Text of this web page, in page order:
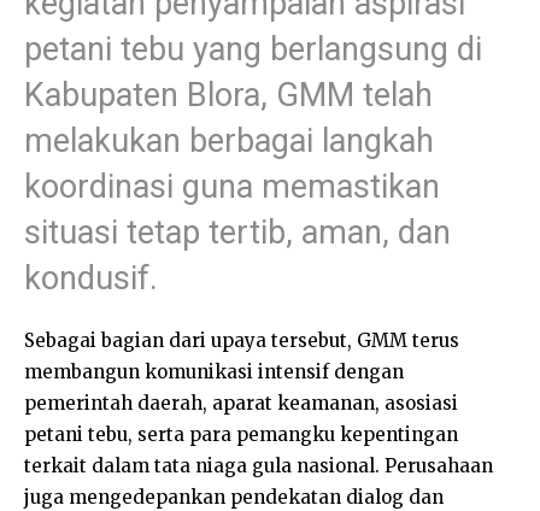
petani tebu yang berlangsung di
Kabupaten Blora, GMM telah
melakukan berbagai langkah
koordinasi guna memastikan
situasi tetap tertib, aman, dan
kondusif.
Sebagai bagian dari upaya tersebut, GMM terus
membangun komunikasi intensif dengan
pemerintah daerah, aparat keamanan, asosiasi
petani tebu, serta para pemangku kepentingan
terkait dalam tata niaga gula nasional. Perusahaan
juga mengedepankan pendekatan dialog dan